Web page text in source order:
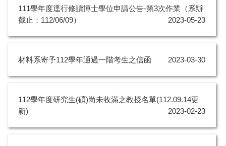
111學年度逕行修讀博士學位申請公告-第3次作業（系辦
截止：112/06/09）
2023-05-23
材料系寄予112學年通過一階考生之信函 2023-03-30
112學年度研究生(碩)尚未收滿之教授名單(112.09.14更
新)
2023-02-23